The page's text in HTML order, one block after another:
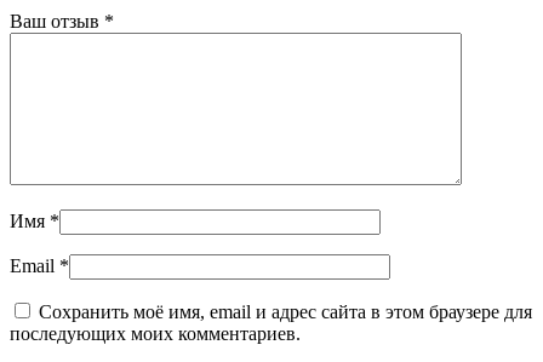
Ваш отзыв *
Имя *
Email *
Сохранить моё имя, email и адрес сайта в этом браузере для
последующих моих комментариев.